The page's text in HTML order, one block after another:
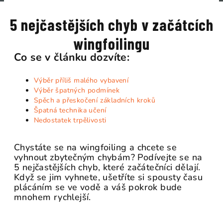
5 nejčastějších chyb v začátcích
wingfoilingu
Co se v článku dozvíte:
Výběr příliš malého vybavení
Výběr špatných podmínek
Spěch a přeskočení základních kroků
Špatná technika učení
Nedostatek trpělivosti
Chystáte se na wingfoiling a chcete se
vyhnout zbytečným chybám? Podívejte se na
5 nejčastějších chyb, které začátečníci dělají.
Když se jim vyhnete, ušetříte si spousty času
plácáním se ve vodě a váš pokrok bude
mnohem rychlejší.